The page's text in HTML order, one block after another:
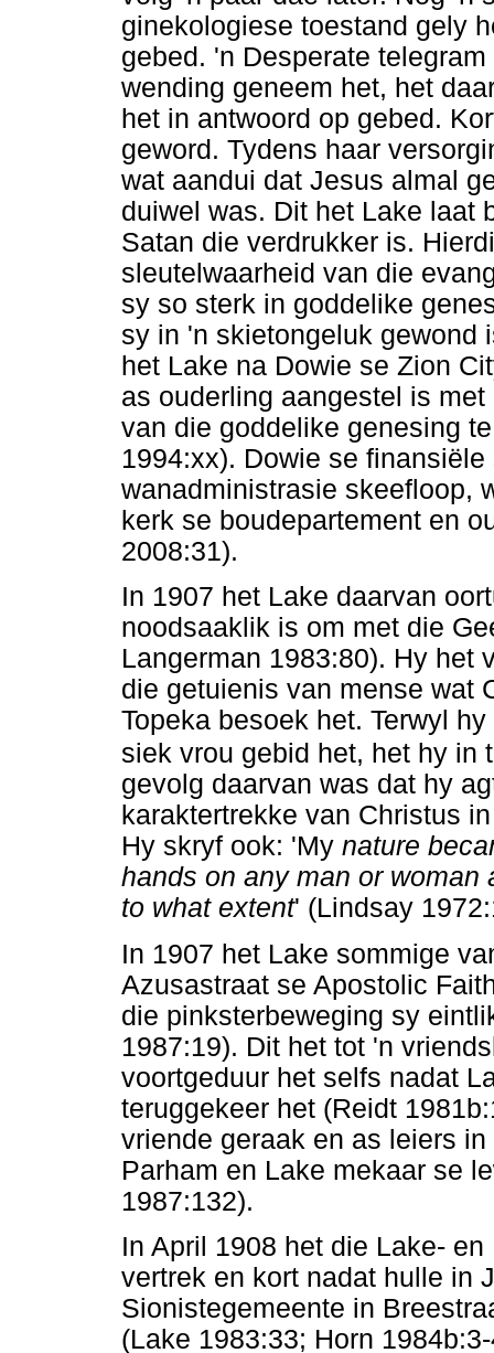
ginekologiese toestand gely
gebed. 'n Desperate
wending geneem het, het
het in antwoord op gebed.
geword. Tydens haar
wat aandui dat Jesus almal
duiwel was. Dit het Lake laat
Satan die verdrukker is.
sleutelwaarheid van die
sy so sterk in goddelike
sy in 'n skietongeluk gewond
het Lake na Dowie se Zion
as ouderling aangestel is
van die goddelike genesing
1994:xx). Dowie se
wanadministrasie skeefloop,
kerk se boudepartement en
2008:31).
In 1907 het Lake daarvan
noodsaaklik is om met die
Langerman 1983:80). Hy het
die getuienis van mense wat
Topeka besoek het. Terwyl
siek vrou gebid het, het hy in
gevolg daarvan was dat hy
karaktertrekke van Christus
Hy skryf ook: 'My nature
hands on any man or
to what extent' (Lindsay
In 1907 het Lake sommige
Azusastraat se Apostolic
die pinksterbeweging sy
1987:19). Dit het tot 'n
voortgeduur het selfs nadat
teruggekeer het (Reidt
vriende geraak en as leiers
Parham en Lake mekaar se
1987:132).
In April 1908 het die Lake-
vertrek en kort nadat hulle in
Sionistegemeente in
(Lake 1983:33; Horn